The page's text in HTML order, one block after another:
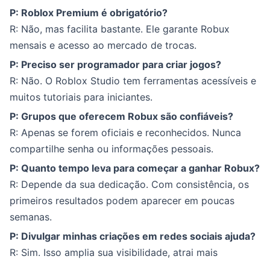
P: Roblox Premium é obrigatório?
R: Não, mas facilita bastante. Ele garante Robux
mensais e acesso ao mercado de trocas.
P: Preciso ser programador para criar jogos?
R: Não. O Roblox Studio tem ferramentas acessíveis e
muitos tutoriais para iniciantes.
P: Grupos que oferecem Robux são confiáveis?
R: Apenas se forem oficiais e reconhecidos. Nunca
compartilhe senha ou informações pessoais.
P: Quanto tempo leva para começar a ganhar Robux?
R: Depende da sua dedicação. Com consistência, os
primeiros resultados podem aparecer em poucas
semanas.
P: Divulgar minhas criações em redes sociais ajuda?
R: Sim. Isso amplia sua visibilidade, atrai mais